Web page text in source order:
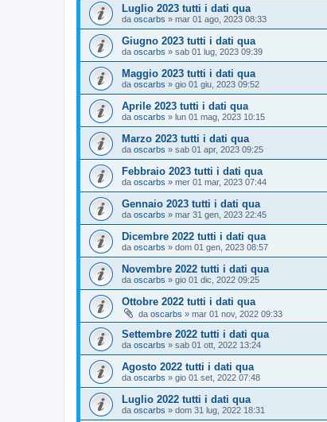
Luglio 2023 tutti i dati qua
da oscarbs » mar 01 ago, 2023 08:33
Giugno 2023 tutti i dati qua
da oscarbs » sab 01 lug, 2023 09:39
Maggio 2023 tutti i dati qua
da oscarbs » gio 01 giu, 2023 09:52
Aprile 2023 tutti i dati qua
da oscarbs » lun 01 mag, 2023 10:15
Marzo 2023 tutti i dati qua
da oscarbs » sab 01 apr, 2023 09:25
Febbraio 2023 tutti i dati qua
da oscarbs » mer 01 mar, 2023 07:44
Gennaio 2023 tutti i dati qua
da oscarbs » mar 31 gen, 2023 22:45
Dicembre 2022 tutti i dati qua
da oscarbs » dom 01 gen, 2023 08:57
Novembre 2022 tutti i dati qua
da oscarbs » gio 01 dic, 2022 09:25
Ottobre 2022 tutti i dati qua
da oscarbs » mar 01 nov, 2022 09:33
Settembre 2022 tutti i dati qua
da oscarbs » sab 01 ott, 2022 13:24
Agosto 2022 tutti i dati qua
da oscarbs » gio 01 set, 2022 07:48
Luglio 2022 tutti i dati qua
da oscarbs » dom 31 lug, 2022 18:31